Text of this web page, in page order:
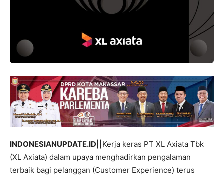
INDONESIANUPDATE.ID|| Kerja keras PT XL Axiata Tbk
(XL Axiata) dalam upaya menghadirkan pengalaman
terbaik bagi pelanggan (Customer Experience) terus